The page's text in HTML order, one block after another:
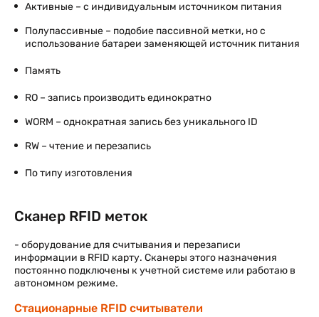
Активные – с индивидуальным источником питания
Полупассивные – подобие пассивной метки, но с
использование батареи заменяющей источник питания
Память
RO – запись производить единократно
WORM – однократная запись без уникального ID
RW – чтение и перезапись
По типу изготовления
Сканер RFID меток
- оборудование для считывания и перезаписи
информации в RFID карту. Сканеры этого назначения
постоянно подключены к учетной системе или работаю в
автономном режиме.
Стационарные RFID считыватели